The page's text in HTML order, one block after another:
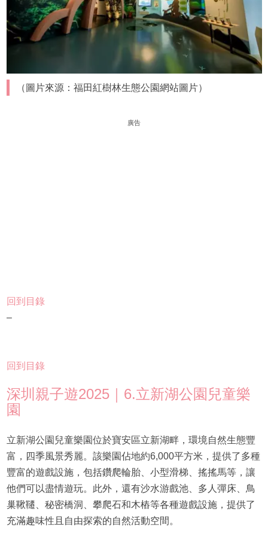
（圖片來源：福田紅樹林生態公園網站圖片）
廣告
回到目錄
–
回到目錄
深圳親子遊2025｜6.立新湖公園兒童樂
園
立新湖公園兒童樂園位於寶安區立新湖畔，環境自然生態豐
富，四季風景秀麗。該樂園佔地約6,000平方米，提供了多種
豐富的遊戲設施，包括鑽爬輪胎、小型滑梯、搖搖馬等，讓
他們可以盡情遊玩。此外，還有沙水游戲池、多人彈床、鳥
巢鞦韆、秘密橋洞、攀爬石和木樁等各種遊戲設施，提供了
充滿趣味性且自由探索的自然活動空間。